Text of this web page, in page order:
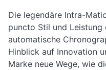
Die legendäre Intra-
puncto Stil und Leistung
automatische
Hinblick auf Innovation
Marke neue Wege, wie